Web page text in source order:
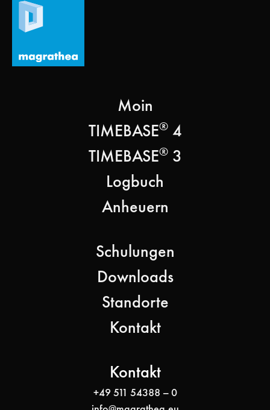
Moin
TIMEBASE®4
TIMEBASE®3
Logbuch
Anheuern
Schulungen
Downloads
Standorte
Kontakt
Kontakt
+49 511 54388 – 0